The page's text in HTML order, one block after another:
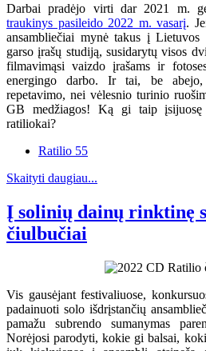
Darbai pradėjo virti dar 2021 m.
traukinys pasileido 2022 m. vasarį.
ansambliečiai mynė takus į
garso įrašų studiją, susidarytų visos
filmavimąsi vaizdo įrašams ir
energingo darbo. Ir tai, be abejo,
repetavimo, nei vėlesnio turinio
GB medžiagos! Ką gi taip įsijuosę
ratiliokai?
Ratilio 55
Skaityti daugiau...
Į solinių dainų rinktinę
čiulbučiai
Vis gausėjant festivaliuose,
padainuoti solo išdrįstančių
pamažu subrendo sumanymas
Norėjosi parodyti, kokie gi balsai,